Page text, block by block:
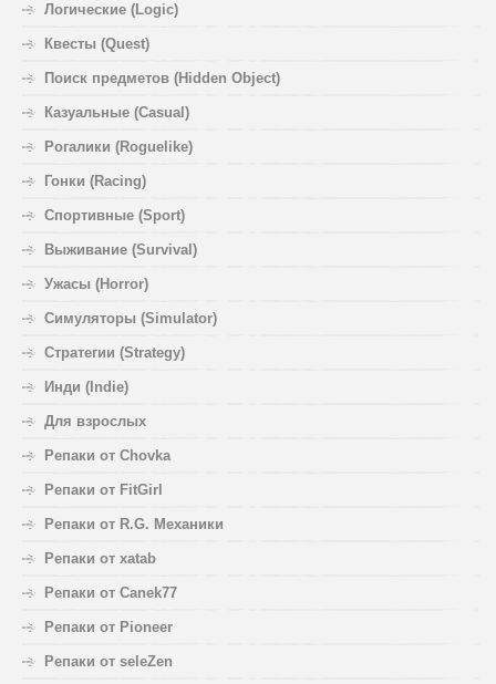
Логические (Logic)
Квесты (Quest)
Поиск предметов (Hidden Object)
Казуальные (Casual)
Рогалики (Roguelike)
Гонки (Racing)
Спортивные (Sport)
Выживание (Survival)
Ужасы (Horror)
Симуляторы (Simulator)
Стратегии (Strategy)
Инди (Indie)
Для взрослых
Репаки от Chovka
Репаки от FitGirl
Репаки от R.G. Механики
Репаки от xatab
Репаки от Canek77
Репаки от Pioneer
Репаки от seleZen